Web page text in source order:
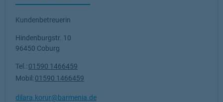
Kundenbetreuerin
Hindenburgstr. 10
96450 Coburg
Tel.: 01590 1466459
Mobil: 01590 1466459
dilara.korur@barmenia.de